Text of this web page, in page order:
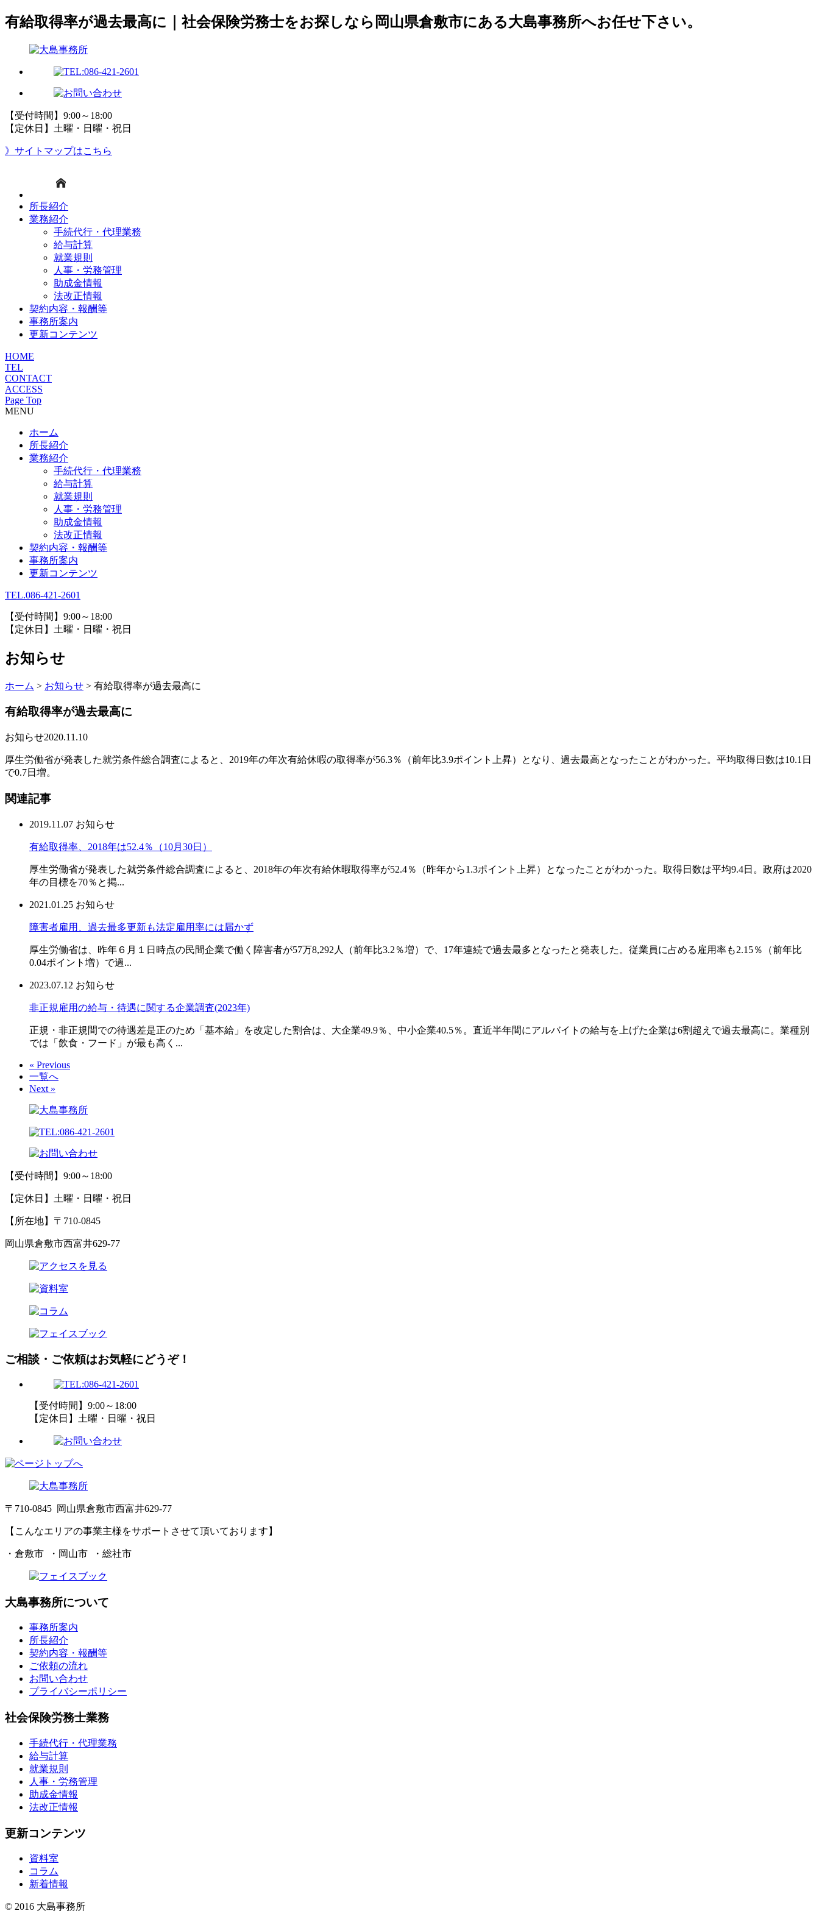
有給取得率が過去最高に｜社会保険労務士をお探しなら岡山県倉敷市にある大島事務所へお任せ下さい。
【受付時間】9:00～18:00
【定休日】土曜・日曜・祝日
》サイトマップはこちら
所長紹介
業務紹介
手続代行・代理業務
給与計算
就業規則
人事・労務管理
助成金情報
法改正情報
契約内容・報酬等
事務所案内
更新コンテンツ
HOME
TEL
CONTACT
ACCESS
Page Top
MENU
ホーム
所長紹介
業務紹介
手続代行・代理業務
給与計算
就業規則
人事・労務管理
助成金情報
法改正情報
契約内容・報酬等
事務所案内
更新コンテンツ
TEL.086-421-2601
【受付時間】9:00～18:00
【定休日】土曜・日曜・祝日
お知らせ
ホーム > お知らせ > 有給取得率が過去最高に
有給取得率が過去最高に
お知らせ2020.11.10
厚生労働省が発表した就労条件総合調査によると、2019年の年次有給休暇の取得率が56.3％（前年比3.9ポイント上昇）となり、過去最高となったことがわかった。平均取得日数は10.1日
で0.7日増。
関連記事
2019.11.07 お知らせ
有給取得率、2018年は52.4％（10月30日）
厚生労働省が発表した就労条件総合調査によると、2018年の年次有給休暇取得率が52.4％（昨年から1.3ポイント上昇）となったことがわかった。取得日数は平均9.4日。政府は2020
年の目標を70％と掲...
2021.01.25 お知らせ
障害者雇用、過去最多更新も法定雇用率には届かず
厚生労働省は、昨年６月１日時点の民間企業で働く障害者が57万8,292人（前年比3.2％増）で、17年連続で過去最多となったと発表した。従業員に占める雇用率も2.15％（前年比
0.04ポイント増）で過...
2023.07.12 お知らせ
非正規雇用の給与・待遇に関する企業調査(2023年)
正規・非正規間での待遇差是正のため「基本給」を改定した割合は、大企業49.9％、中小企業40.5％。直近半年間にアルバイトの給与を上げた企業は6割超えで過去最高に。業種別
では「飲食・フード」が最も高く...
« Previous
一覧へ
Next »
【受付時間】9:00～18:00
【定休日】土曜・日曜・祝日
【所在地】〒710-0845
岡山県倉敷市西富井629-77
ご相談・ご依頼はお気軽にどうぞ！
【受付時間】9:00～18:00
【定休日】土曜・日曜・祝日
〒710-0845 岡山県倉敷市西富井629-77
【こんなエリアの事業主様をサポートさせて頂いております】
・倉敷市 ・岡山市 ・総社市
大島事務所について
事務所案内
所長紹介
契約内容・報酬等
ご依頼の流れ
お問い合わせ
プライバシーポリシー
社会保険労務士業務
手続代行・代理業務
給与計算
就業規則
人事・労務管理
助成金情報
法改正情報
更新コンテンツ
資料室
コラム
新着情報
© 2016 大島事務所